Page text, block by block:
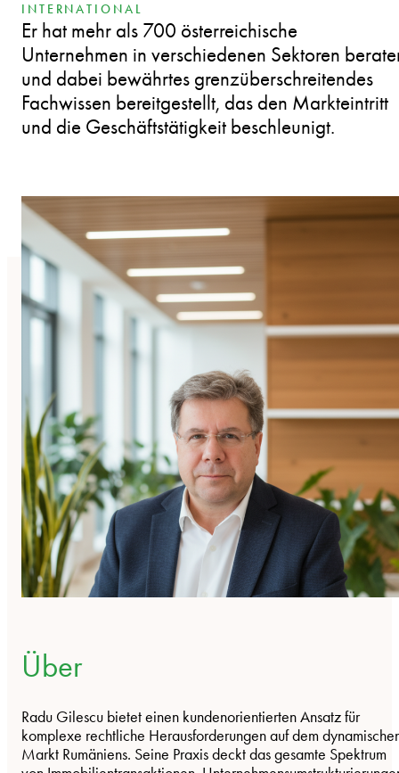
INTERNATIONAL
Er hat mehr als 700 österreichische
Unternehmen in verschiedenen Sektoren
und dabei bewährtes grenzüberschreitendes
Fachwissen bereitgestellt, das den Markteintritt
und die Geschäftstätigkeit beschleunigt.
Über
Radu Gilescu bietet einen kundenorientierten Ansatz für
komplexe rechtliche Herausforderungen auf dem
Markt Rumäniens. Seine Praxis deckt das gesamte Spektrum